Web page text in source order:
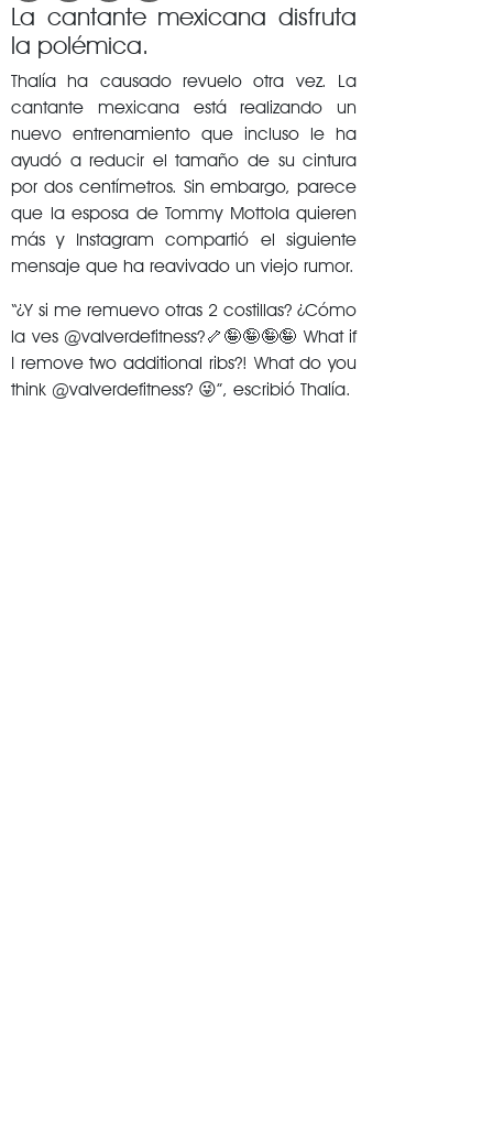
La cantante mexicana disfruta
la polémica.
Thalía ha causado revuelo otra vez. La
cantante mexicana está realizando un
nuevo entrenamiento que incluso le ha
ayudó a reducir el tamaño de su cintura
por dos centímetros. Sin embargo, parece
que la esposa de Tommy Mottola quieren
más y Instagram compartió el siguiente
mensaje que ha reavivado un viejo rumor.
“¿Y si me remuevo otras 2 costillas? ¿Cómo
la ves @valverdefitness?🦴🤪🤪🤪🤪 What if
I remove two additional ribs?! What do you
think @valverdefitness? 😜”, escribió Thalía.